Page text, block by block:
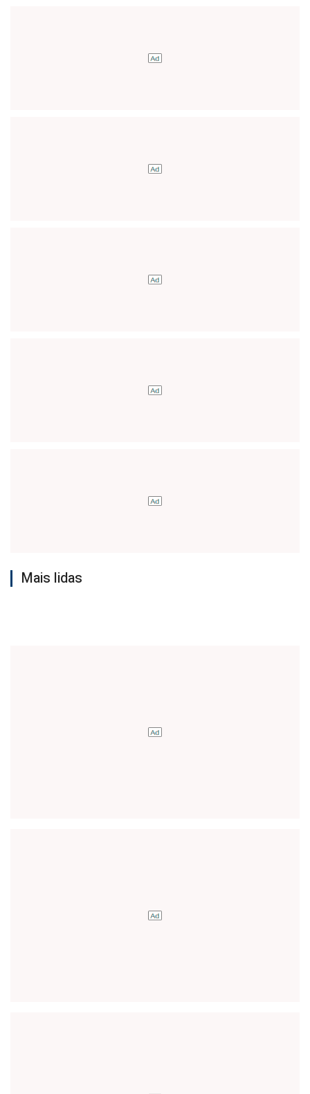
Mais lidas